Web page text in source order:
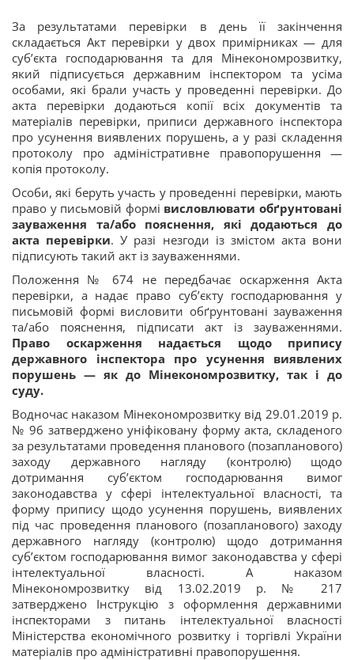
За результатами перевірки в день її закінчення
складається Акт перевірки у двох примірниках — для
суб’єкта господарювання та для Мінекономрозвитку,
який підписується державним інспектором та усіма
особами, які брали участь у проведенні перевірки. До
акта перевірки додаються копії всіх документів та
матеріалів перевірки, приписи державного інспектора
про усунення виявлених порушень, а у разі складення
протоколу про адміністративне правопорушення —
копія протоколу.
Особи, які беруть участь у проведенні перевірки, мають
право у письмовій формі висловлювати обґрунтовані
зауваження та/або пояснення, які додаються до
акта перевірки. У разі незгоди із змістом акта вони
підписують такий акт із зауваженнями.
Положення № 674 не передбачає оскарження Акта
перевірки, а надає право суб’єкту господарювання у
письмовій формі висловити обґрунтовані зауваження
та/або пояснення, підписати акт із зауваженнями.
Право оскарження надається щодо припису
державного інспектора про усунення виявлених
порушень — як до Мінекономрозвитку, так і до
суду.
Водночас наказом Мінекономрозвитку від 29.01.2019 р.
№ 96 затверджено уніфіковану форму акта, складеного
за результатами проведення планового (позапланового)
заходу державного нагляду (контролю) щодо
дотримання суб’єктом господарювання вимог
законодавства у сфері інтелектуальної власності, та
форму припису щодо усунення порушень, виявлених
під час проведення планового (позапланового) заходу
державного нагляду (контролю) щодо дотримання
суб’єктом господарювання вимог законодавства у сфері
інтелектуальної власності. А наказом
Мінекономрозвитку від 13.02.2019 р. № 217
затверджено Інструкцію з оформлення державними
інспекторами з питань інтелектуальної власності
Міністерства економічного розвитку і торгівлі України
матеріалів про адміністративні правопорушення.